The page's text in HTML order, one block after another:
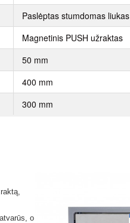
Paslėptas stumdomas liukas
Magnetinis PUSH užraktas
50 mm
400 mm
300 mm
o